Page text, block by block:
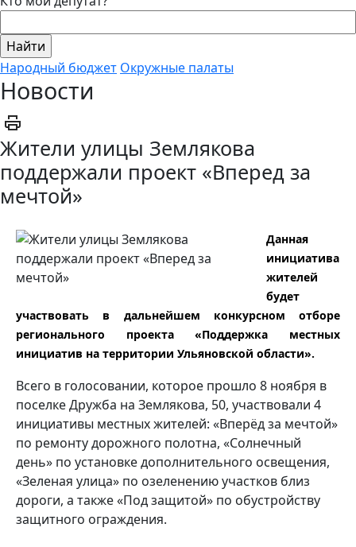
Народный бюджет Окружные палаты
Новости
Жители улицы Землякова
поддержали проект «Вперед за
мечтой»
Данная
инициатива
жителей
будет
участвовать в дальнейшем конкурсном отборе
регионального проекта «Поддержка местных
инициатив на территории Ульяновской области».
Всего в голосовании, которое прошло 8 ноября в
поселке Дружба на Землякова, 50, участвовали 4
инициативы местных жителей: «Вперёд за мечтой»
по ремонту дорожного полотна, «Солнечный
день» по установке дополнительного освещения,
«Зеленая улица» по озеленению участков близ
дороги, а также «Под защитой» по обустройству
защитного ограждения.